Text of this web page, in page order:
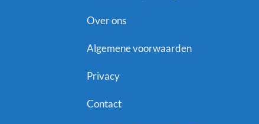
Over ons
Algemene voorwaarden
Privacy
Contact